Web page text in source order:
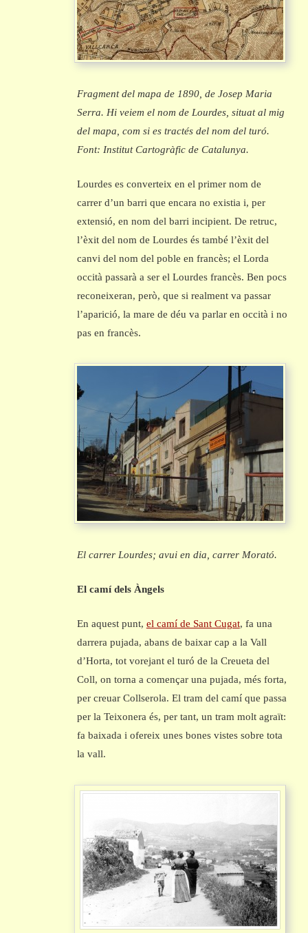
Fragment del mapa de 1890, de Josep Maria
Serra. Hi veiem el nom de Lourdes, situat al mig
del mapa, com si es tractés del nom del turó.
Font: Institut Cartogràfic de Catalunya.
Lourdes es converteix en el primer nom de
carrer d’un barri que encara no existia i, per
extensió, en nom del barri incipient. De retruc,
l’èxit del nom de Lourdes és també l’èxit del
canvi del nom del poble en francès; el Lorda
occità passarà a ser el Lourdes francès. Ben pocs
reconeixeran, però, que si realment va passar
l’aparició, la mare de déu va parlar en occità i no
pas en francès.
El carrer Lourdes; avui en dia, carrer Morató.
El camí dels Àngels
En aquest punt, el camí de Sant Cugat, fa una
darrera pujada, abans de baixar cap a la Vall
d’Horta, tot vorejant el turó de la Creueta del
Coll, on torna a començar una pujada, més forta,
per creuar Collserola. El tram del camí que passa
per la Teixonera és, per tant, un tram molt agraït:
fa baixada i ofereix unes bones vistes sobre tota
la vall.